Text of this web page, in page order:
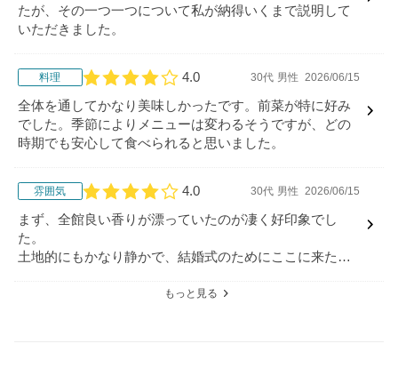
たが、その一つ一つについて私が納得いくまで説明して
いただきました。
料理
口コミ評価
4.0 30代 男性 2026/06/15
全体を通してかなり美味しかったです。前菜が特に好み
でした。季節によりメニューは変わるそうですが、どの
時期でも安心して食べられると思いました。
雰囲気
口コミ評価
4.0 30代 男性 2026/06/15
まず、全館良い香りが漂っていたのが凄く好印象でし
た。
土地的にもかなり静かで、結婚式のためにここに来たな
もっと見る